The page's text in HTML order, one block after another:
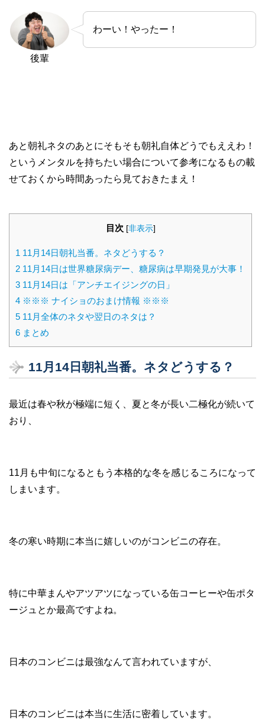
後輩
わーい！やったー！
あと朝礼ネタのあとにそもそも朝礼自体どうでもええわ！
というメンタルを持ちたい場合について参考になるもの載
せておくから時間あったら見ておきたまえ！
目次 [非表示]
1 11月14日朝礼当番。ネタどうする？
2 11月14日は世界糖尿病デー、糖尿病は早期発見が大事！
3 11月14日は「アンチエイジングの日」
4 ※※※ ナイショのおまけ情報 ※※※
5 11月全体のネタや翌日のネタは？
6 まとめ
11月14日朝礼当番。ネタどうする？
最近は春や秋が極端に短く、夏と冬が長い二極化が続いて
おり、
11月も中旬になるともう本格的な冬を感じるころになって
しまいます。
冬の寒い時期に本当に嬉しいのがコンビニの存在。
特に中華まんやアツアツになっている缶コーヒーや缶ポタ
ージュとか最高ですよね。
日本のコンビニは最強なんて言われていますが、
日本のコンビニは本当に生活に密着しています。